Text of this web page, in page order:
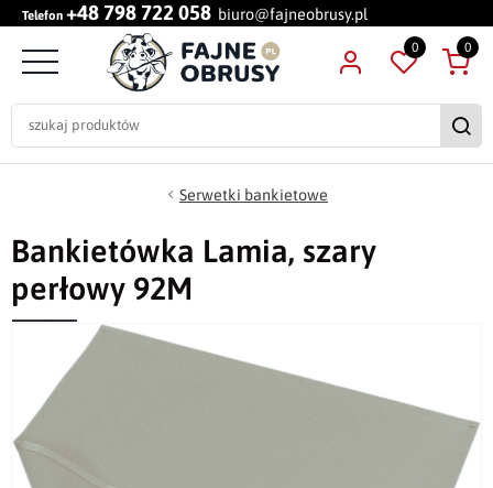
Telefon +48 798 722 058 biuro@fajneobrusy.pl
0 0
Serwetki bankietowe
Bankietówka Lamia, szary
perłowy 92M